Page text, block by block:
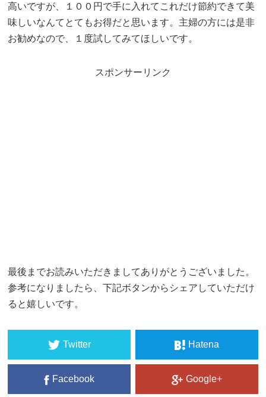
高いですが、１００円で手に入れてこれだけ節約できて美
味しいなんてとてもお得だと思います。主婦の方には是非
お勧めなので、１度試してみてほしいです。
スポンサーリンク
最後までお読みいただきましてありがとうございました。
参考になりましたら、下記ボタンからシェアしていただけ
ると嬉しいです。
Twitter Hatena
Facebook Google+